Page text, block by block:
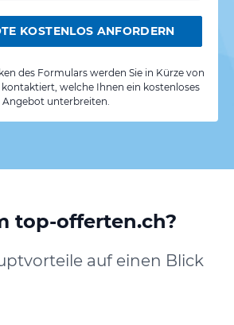
KOSTENLOS ANFORDERN
des Formulars werden Sie in Kürze von
welche Ihnen ein kostenloses
Angebot unterbreiten.
top-offerten.ch?
auf einen Blick